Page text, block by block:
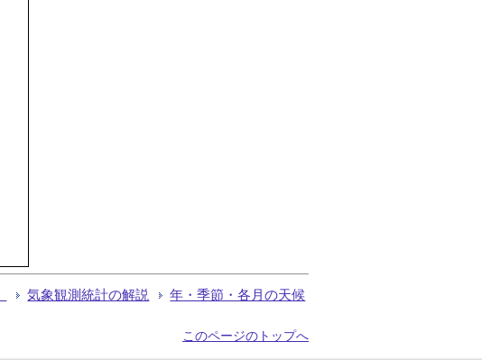
気象観測統計の解説 年・季節・各月の天候
このページのトップへ